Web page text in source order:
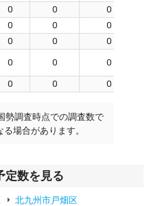
0 0
0
0 0
0
0 0 0
0 0 0
0 0 0
勢調査時点での調査数で
場合があります。
定数を見る
北九州市戸畑区